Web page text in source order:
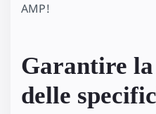
AMP!
Garantire
delle